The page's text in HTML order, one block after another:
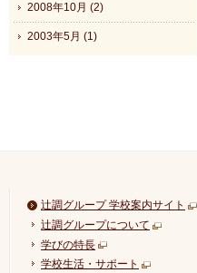
2008年10月 (2)
2003年5月 (1)
辻調グループ 学校案内サイト
辻調グループについて
学びの特長
学校生活・サポート